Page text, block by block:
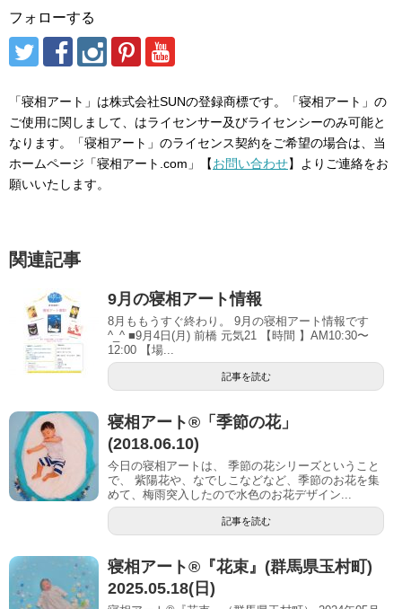
フォローする
「寝相アート」は株式会社SUNの登録商標です。「寝相アート」の
ご使用に関しまして、はライセンサー及びライセンシーのみ可能と
なります。「寝相アート」のライセンス契約をご希望の場合は、当
ホームページ「寝相アート.com」【お問い合わせ】よりご連絡をお
願いいたします。
関連記事
9月の寝相アート情報
8月ももうすぐ終わり。 9月の寝相アート情報です
^_^ ■9月4日(月) 前橋 元気21 【時間 】AM10:30〜
12:00 【場...
記事を読む
寝相アート®︎「季節の花」
(2018.06.10)
今日の寝相アートは、 季節の花シリーズということ
で、 紫陽花や、なでしこなどなど、季節のお花を集
めて、梅雨突入したので水色のお花デザイン...
記事を読む
寝相アート®︎『花束』(群馬県玉村町)
2025.05.18(日)